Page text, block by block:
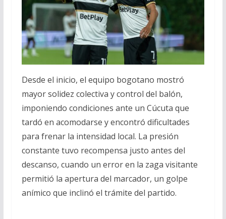
Desde el inicio, el equipo bogotano mostró
mayor solidez colectiva y control del balón,
imponiendo condiciones ante un Cúcuta que
tardó en acomodarse y encontró dificultades
para frenar la intensidad local. La presión
constante tuvo recompensa justo antes del
descanso, cuando un error en la zaga visitante
permitió la apertura del marcador, un golpe
anímico que inclinó el trámite del partido.